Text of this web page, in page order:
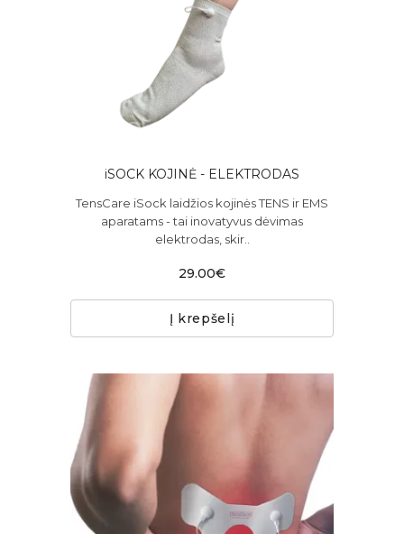
iSOCK KOJINĖ - ELEKTRODAS
TensCare iSock laidžios kojinės TENS ir EMS
aparatams - tai inovatyvus dėvimas
elektrodas, skir..
29.00€
Į krepšelį